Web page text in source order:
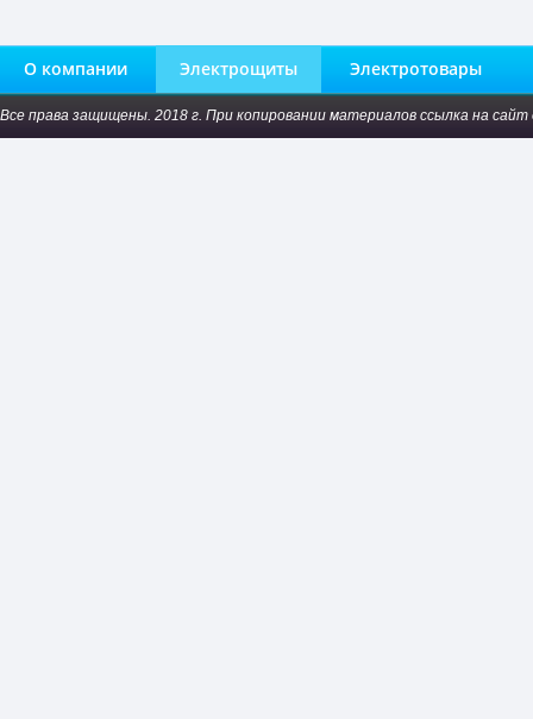
О компании Электрощиты Электротовары
Все права защищены. 2018 г. При копировании материалов ссылка на сайт